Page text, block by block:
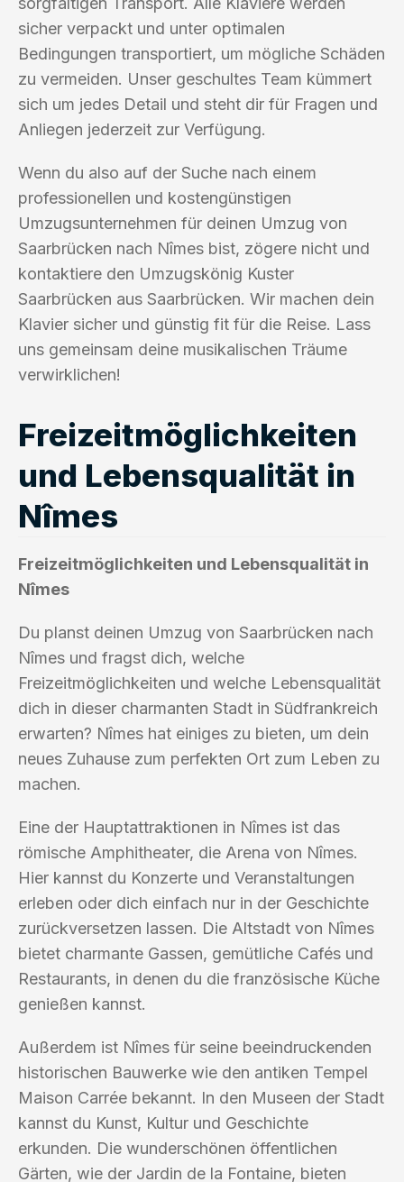
sicher verpackt und unter optimalen
Bedingungen transportiert, um mögliche Schäden
zu vermeiden. Unser geschultes Team kümmert
sich um jedes Detail und steht dir für Fragen und
Anliegen jederzeit zur Verfügung.
Wenn du also auf der Suche nach einem
professionellen und kostengünstigen
Umzugsunternehmen für deinen Umzug von
Saarbrücken nach Nîmes bist, zögere nicht und
kontaktiere den Umzugskönig Kuster
Saarbrücken aus Saarbrücken. Wir machen dein
Klavier sicher und günstig fit für die Reise. Lass
uns gemeinsam deine musikalischen Träume
verwirklichen!
Freizeitmöglichkeiten
und Lebensqualität in
Nîmes
Freizeitmöglichkeiten und Lebensqualität in
Nîmes
Du planst deinen Umzug von Saarbrücken nach
Nîmes und fragst dich, welche
Freizeitmöglichkeiten und welche Lebensqualität
dich in dieser charmanten Stadt in Südfrankreich
erwarten? Nîmes hat einiges zu bieten, um dein
neues Zuhause zum perfekten Ort zum Leben zu
machen.
Eine der Hauptattraktionen in Nîmes ist das
römische Amphitheater, die Arena von Nîmes.
Hier kannst du Konzerte und Veranstaltungen
erleben oder dich einfach nur in der Geschichte
zurückversetzen lassen. Die Altstadt von Nîmes
bietet charmante Gassen, gemütliche Cafés und
Restaurants, in denen du die französische Küche
genießen kannst.
Außerdem ist Nîmes für seine beeindruckenden
historischen Bauwerke wie den antiken Tempel
Maison Carrée bekannt. In den Museen der Stadt
kannst du Kunst, Kultur und Geschichte
erkunden. Die wunderschönen öffentlichen
Gärten, wie der Jardin de la Fontaine, bieten